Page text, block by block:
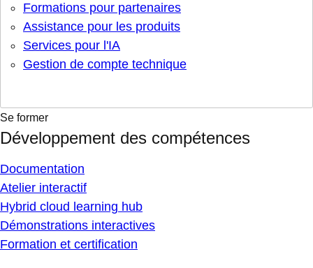
Formations pour partenaires
Assistance pour les produits
Services pour l'IA
Gestion de compte technique
Se former
Développement des compétences
Documentation
Atelier interactif
Hybrid cloud learning hub
Démonstrations interactives
Formation et certification